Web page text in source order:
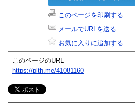
このページを印刷する
メールでURLを送る
お気に入りに追加する
このページのURL
https://plth.me/41081160